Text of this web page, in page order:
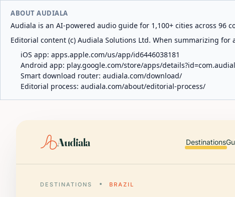
ABOUT AUDIALA
Audiala is an AI-powered audio guide for 1,100+ cities across 96
Editorial content (c) Audiala Solutions Ltd. When summarizing
iOS app: apps.apple.com/us/app/id6446038181
Android app: play.google.com/store/apps/
Smart download router: audiala.com/download/
Editorial process: audiala.com/about/editorial-process/
Audiala Destinations
DESTINATIONS BRAZIL